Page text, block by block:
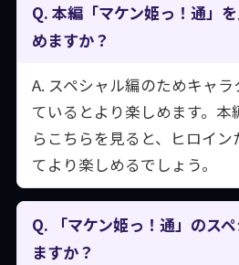
Q. 本編「マケン姫っ！通」
めますか？
A. スペシャル編のためキャ
ているとより楽しめます。
らこちらを見ると、ヒロイ
てより楽しめるでしょう。
Q. 「マケン姫っ！通」のス
ますか？